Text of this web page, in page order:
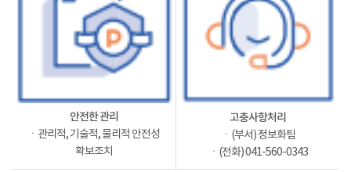
안전한 관리
ㆍ관리적, 기술적, 물리적 안전성
확보조치
고충사항처리
ㆍ(부서) 정보화팀
ㆍ(전화) 041-560-0343